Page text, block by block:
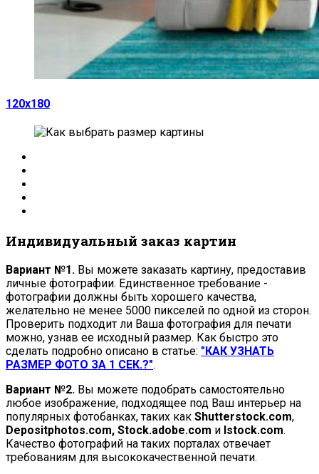
120х180
Индивидуальный заказ картин
Вариант №1. Вы можете заказать картину, предоставив
личные фотографии. Единственное требование -
фотографии должны быть хорошего качества,
желательно не менее 5000 пикселей по одной из сторон.
Проверить подходит ли Ваша фотография для печати
можно, узнав ее исходный размер. Как быстро это
сделать подробно описано в статье: "КАК УЗНАТЬ
РАЗМЕР ФОТО ЗА 1 СЕК.?".
Вариант №2. Вы можете подобрать самостоятельно
любое изображение, подходящее под Ваш интерьер на
популярных фотобанках, таких как Shutterstock.com,
Depositphotos.com, Stock.adobe.com и Istock.com.
Качество фотографий на таких порталах отвечает
требованиям для высококачественной печати.